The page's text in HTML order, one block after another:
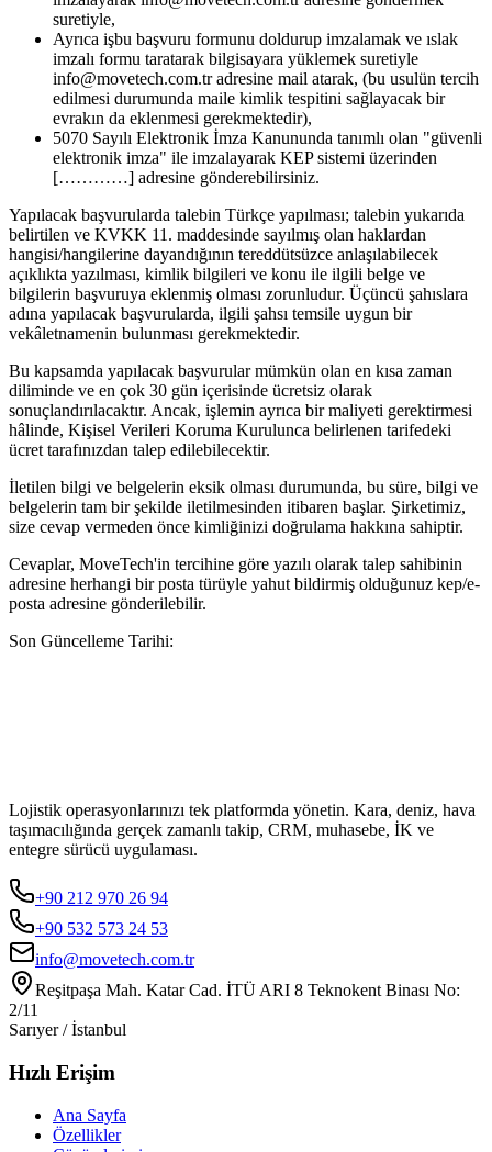
suretiyle,
Ayrıca işbu başvuru formunu doldurup imzalamak ve ıslak
imzalı formu taratarak bilgisayara yüklemek suretiyle
info@movetech.com.tr adresine mail atarak, (bu usulün tercih
edilmesi durumunda maile kimlik tespitini sağlayacak bir
evrakın da eklenmesi gerekmektedir),
5070 Sayılı Elektronik İmza Kanununda tanımlı olan "güvenli
elektronik imza" ile imzalayarak KEP sistemi üzerinden
[…………] adresine gönderebilirsiniz.
Yapılacak başvurularda talebin Türkçe yapılması; talebin yukarıda
belirtilen ve KVKK 11. maddesinde sayılmış olan haklardan
hangisi/hangilerine dayandığının tereddütsüzce anlaşılabilecek
açıklıkta yazılması, kimlik bilgileri ve konu ile ilgili belge ve
bilgilerin başvuruya eklenmiş olması zorunludur. Üçüncü şahıslara
adına yapılacak başvurularda, ilgili şahsı temsile uygun bir
vekâletnamenin bulunması gerekmektedir.
Bu kapsamda yapılacak başvurular mümkün olan en kısa zaman
diliminde ve en çok 30 gün içerisinde ücretsiz olarak
sonuçlandırılacaktır. Ancak, işlemin ayrıca bir maliyeti gerektirmesi
hâlinde, Kişisel Verileri Koruma Kurulunca belirlenen tarifedeki
ücret tarafınızdan talep edilebilecektir.
İletilen bilgi ve belgelerin eksik olması durumunda, bu süre, bilgi ve
belgelerin tam bir şekilde iletilmesinden itibaren başlar. Şirketimiz,
size cevap vermeden önce kimliğinizi doğrulama hakkına sahiptir.
Cevaplar, MoveTech'in tercihine göre yazılı olarak talep sahibinin
adresine herhangi bir posta türüyle yahut bildirmiş olduğunuz kep/e-
posta adresine gönderilebilir.
Son Güncelleme Tarihi:
Lojistik operasyonlarınızı tek platformda yönetin. Kara, deniz, hava
taşımacılığında gerçek zamanlı takip, CRM, muhasebe, İK ve
entegre sürücü uygulaması.
+90 212 970 26 94
+90 532 573 24 53
info@movetech.com.tr
Reşitpaşa Mah. Katar Cad. İTÜ ARI 8 Teknokent Binası No:
2/11
Sarıyer / İstanbul
Hızlı Erişim
Ana Sayfa
Özellikler